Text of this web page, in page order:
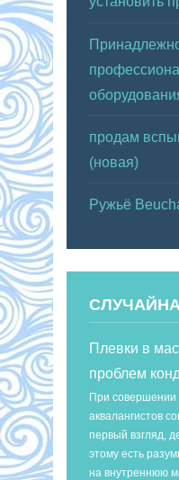
продам
(новая)
Ружьё
Плевки в
проблем
При совершении
аквалангистов
первый взгляд,
этому есть
на внутреннюю